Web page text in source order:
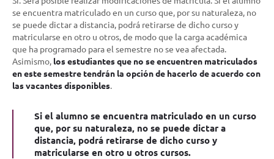
se encuentra matriculado en un curso que, por su naturaleza, no
se puede dictar a distancia, podrá retirarse de dicho curso y
matricularse en otro u otros, de modo que la carga académica
que ha programado para el semestre no se vea afectada.
Asimismo, los estudiantes que no se encuentren matriculados
en este semestre tendrán la opción de hacerlo de acuerdo con
las vacantes disponibles.
Si el alumno se encuentra matriculado en un curso
que, por su naturaleza, no se puede dictar a
distancia, podrá retirarse de dicho curso y
matricularse en otro u otros cursos.